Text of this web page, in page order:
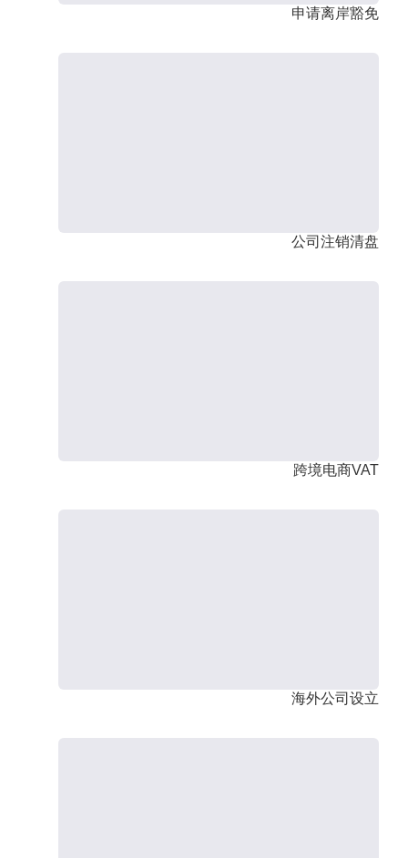
申请离岸豁免
公司注销清盘
跨境电商VAT
海外公司设立